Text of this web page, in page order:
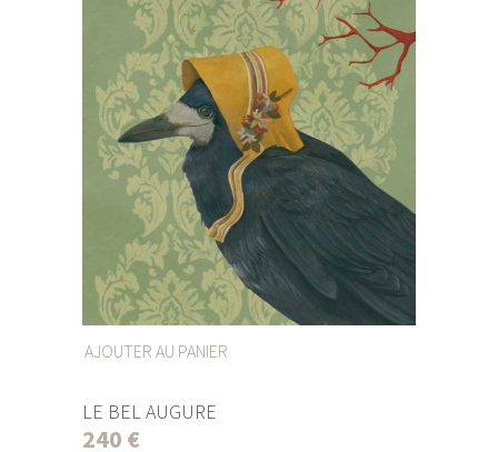
AJOUTER AU PANIER
LE BEL AUGURE
240 €